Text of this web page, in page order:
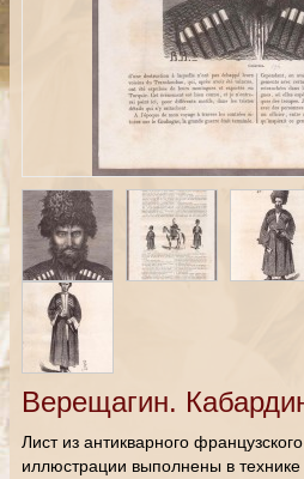
Верещагин.
Лист из антикварного
иллюстрации выполнены в